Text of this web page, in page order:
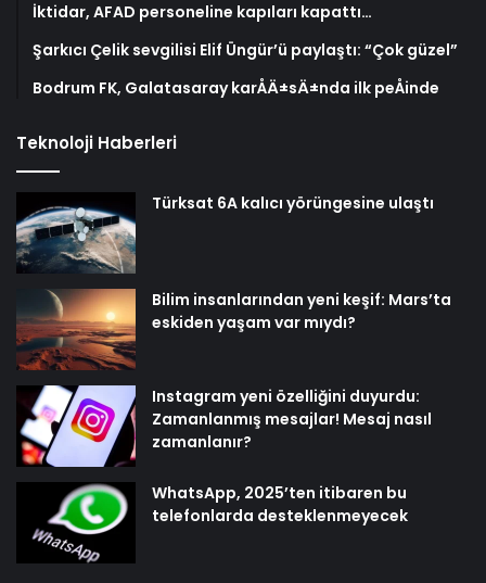
İktidar, AFAD personeline kapıları kapattı…
Şarkıcı Çelik sevgilisi Elif Üngür’ü paylaştı: “Çok güzel”
Bodrum FK, Galatasaray karÅÄ±sÄ±nda ilk peÅinde
Teknoloji Haberleri
Türksat 6A kalıcı yörüngesine ulaştı
Bilim insanlarından yeni keşif: Mars’ta
eskiden yaşam var mıydı?
Instagram yeni özelliğini duyurdu:
Zamanlanmış mesajlar! Mesaj nasıl
zamanlanır?
WhatsApp, 2025’ten itibaren bu
telefonlarda desteklenmeyecek